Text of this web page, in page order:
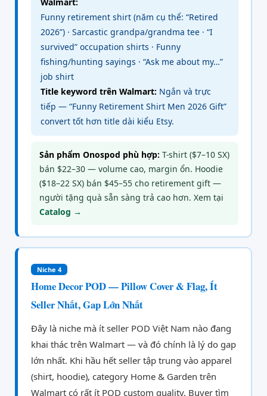
Funny retirement shirt (năm cụ thể: “Retired
2026”) · Sarcastic grandpa/grandma tee · “I
survived” occupation shirts · Funny
fishing/hunting sayings · “Ask me about my…”
job shirt
Title keyword trên Walmart: Ngắn và trực
tiếp — “Funny Retirement Shirt Men 2026 Gift”
convert tốt hơn title dài kiểu Etsy.
Sản phẩm Onospod phù hợp: T-shirt ($7–10 SX)
bán $22–30 — volume cao, margin ổn. Hoodie
($18–22 SX) bán $45–55 cho retirement gift —
người tặng quà sẵn sàng trả cao hơn. Xem tại
Catalog →
Niche 4
Home Decor POD — Pillow Cover & Flag, Ít
Seller Nhất, Gap Lớn Nhất
Đây là niche mà ít seller POD Việt Nam nào đang
khai thác trên Walmart — và đó chính là lý do gap
lớn nhất. Khi hầu hết seller tập trung vào apparel
(shirt, hoodie), category Home & Garden trên
Walmart có rất ít POD custom quality. Buyer tìm